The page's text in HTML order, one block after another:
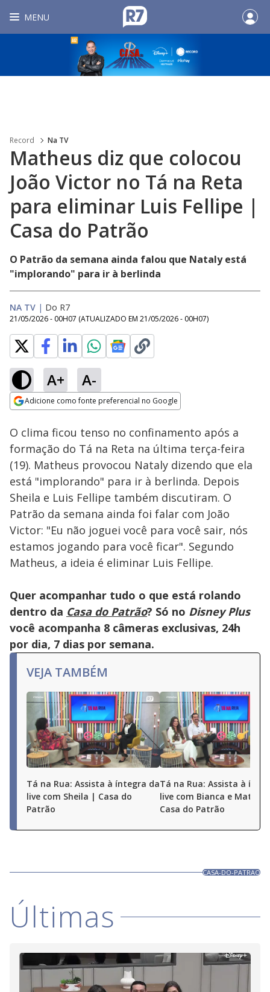
MENU
Record Na TV
Matheus diz que colocou
João Victor no Tá na Reta
para eliminar Luis Fellipe |
Casa do Patrão
O Patrão da semana ainda falou que Nataly está
"implorando" para ir à berlinda
NA TV | Do R7
21/05/2026 - 00H07 (ATUALIZADO EM 21/05/2026 - 00H07)
A+ A-
Adicione como fonte preferencial no Google
Ativar
Loaded
18.17%
O clima ficou tenso no confinamento após a
formação do Tá na Reta na última terça-feira
(19). Matheus provocou Nataly dizendo que ela
está "implorando" para ir à berlinda. Depois
Sheila e Luis Fellipe também discutiram. O
Patrão da semana ainda foi falar com João
Victor: "Eu não joguei você para você sair, nós
estamos jogando para você ficar". Segundo
Matheus, a ideia é eliminar Luis Fellipe.
Quer acompanhar tudo o que está rolando
dentro da Casa do Patrão? Só no Disney Plus
você acompanha 8 câmeras exclusivas, 24h
por dia, 7 dias por semana.
VEJA TAMBÉM
Tá na Rua: Assista à íntegra da
live com Sheila | Casa do
Patrão
Tá na Rua: Assista à
live com Bianca e
Casa do Patrão
CASA-DO-PATRAO
Últimas